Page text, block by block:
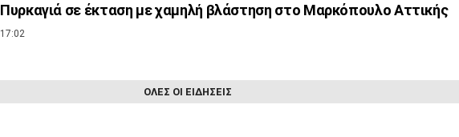
Πυρκαγιά σε έκταση με χαμηλή βλάστηση στο Μαρκόπουλο Αττικής
17:02
ΟΛΕΣ ΟΙ ΕΙΔΗΣΕΙΣ